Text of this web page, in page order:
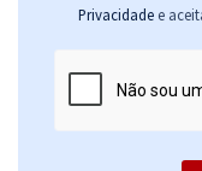
Privacidade e